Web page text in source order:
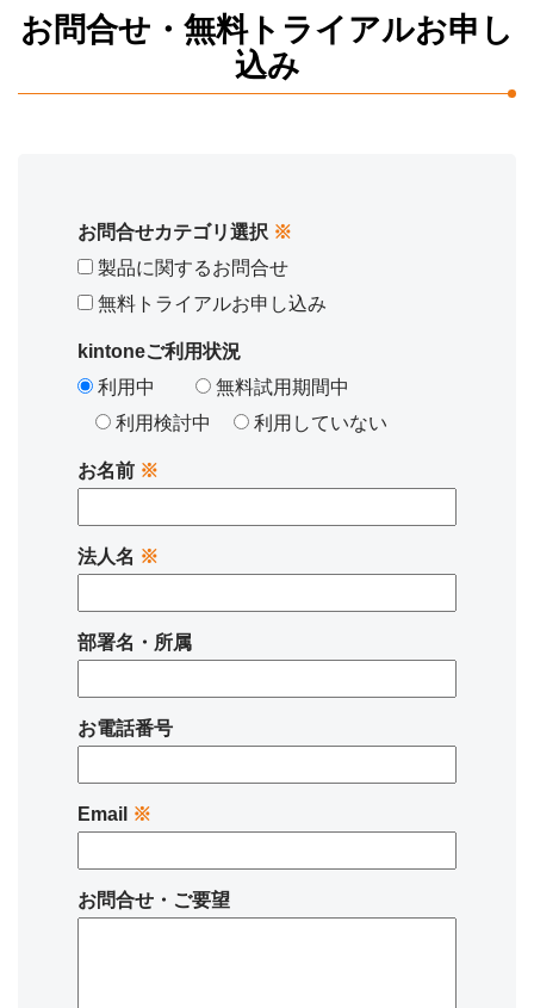
お問合せ・無料トライアルお申し
込み
お問合せカテゴリ選択 ※
製品に関するお問合せ
無料トライアルお申し込み
kintoneご利用状況
利用中
無料試用期間中
利用検討中
利用していない
お名前 ※
法人名 ※
部署名・所属
お電話番号
Email ※
お問合せ・ご要望